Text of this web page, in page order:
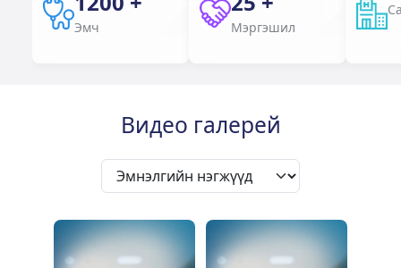
Эмч Мэргэшил
Видео галерей